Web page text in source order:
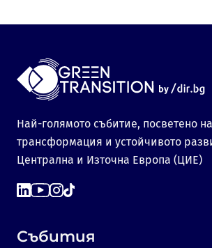
Най-голямото събитие, посветено
трансформация и устойчивото
Централна и Източна Европа (ЦИЕ)
Събития